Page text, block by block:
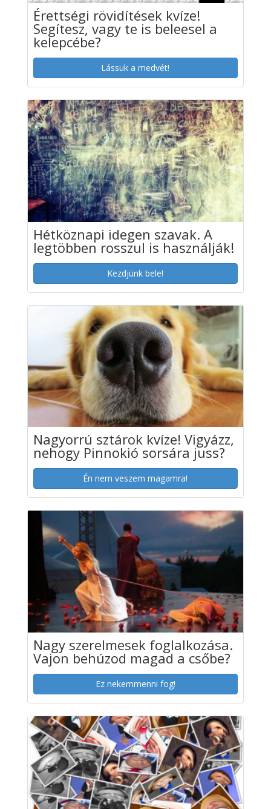
Érettségi rövidítések kvíze!
Segítesz, vagy te is beleesel a
kelepcébe?
Lássuk a medvét!
Hétköznapi idegen szavak. A
legtöbben rosszul is használják!
Kezdjünk bele!
Nagyorrú sztárok kvíze! Vigyázz,
nehogy Pinnokió sorsára juss?
Én nem veszem magamra!
Nagy szerelmesek foglalkozása.
Vajon behúzod magad a csőbe?
Ez nekemmenni fog!